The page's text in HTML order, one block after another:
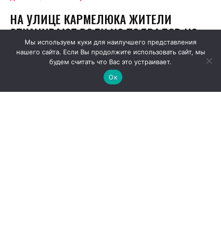
Мы используем куки для наилучшего представления
нашего сайта. Если Вы продолжите использовать сайт, мы
будем считать что Вас это устраивает.
Ок